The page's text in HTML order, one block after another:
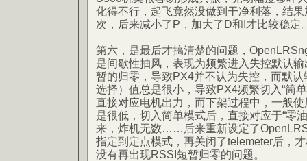
化得不行，起飞竟然没做到干净利落，结
次，后来减小了P，加大了D和I才比较稳定
第六，是最后才搞清楚的问题，
是间歇性抽风，表现为频繁进入失控默认
暂的归零，导致PX4并不认为失控，而默
选择）值总是很小，导致PX4频繁切入“简
直接对应电机出力，而下架过程中，一般
是很低，切入简单模式后，直接对应于“零
来，炸机无数……后来重新设定了
指定到定点模式，再关闭了telemeter后，
没有再出现RSSI短暂归零的问题。